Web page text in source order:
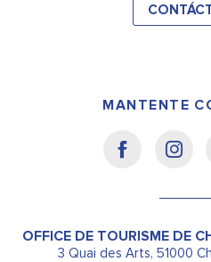
MANTENTE
OFFICE DE TOURISME DE
3 Quai des Arts, 51000